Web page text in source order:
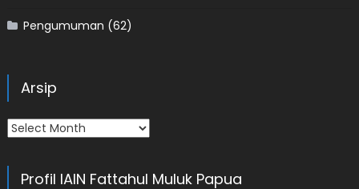
Pengumuman (62)
Arsip
Arsip
Profil IAIN Fattahul Muluk Papua